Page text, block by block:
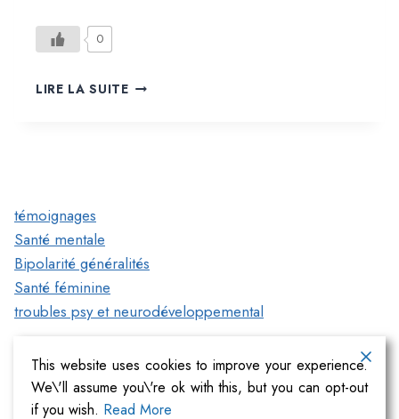
0
LIRE LA SUITEMENSTRUATION
témoignages
Santé mentale
Bipolarité généralités
Santé féminine
troubles psy et neurodéveloppemental
This website uses cookies to improve your experience.
We\'ll assume you\'re ok with this, but you can opt-out
if you wish. Read More